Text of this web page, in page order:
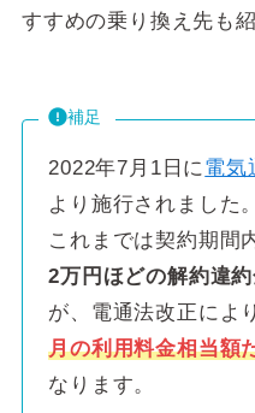
すすめの乗り換え先も
補足
2022年7月1日に電気
より施行されました。
これまでは契約期間
2万円ほどの解約違
が、電通法改正によ
月の利用料金相当額
なります。